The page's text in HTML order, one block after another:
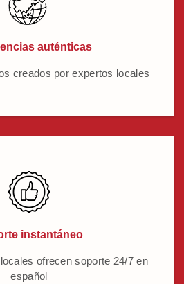
auténticas
creados por expertos locales
instantáneo
ofrecen soporte 24/7 en
español